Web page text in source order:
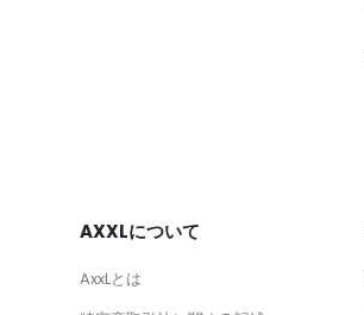
AXXLについて
AxxLとは